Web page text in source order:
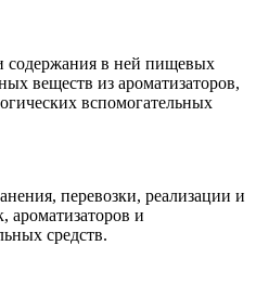
содержания в ней пищевых
веществ из ароматизаторов,
вспомогательных
перевозки, реализации и
ароматизаторов и
средств.